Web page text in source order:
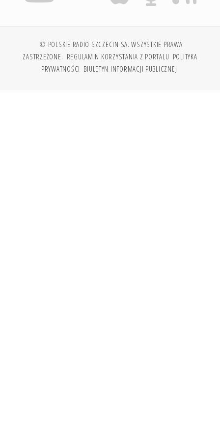
© POLSKIE RADIO SZCZECIN SA. WSZYSTKIE PRAWA
ZASTRZEŻONE. REGULAMIN KORZYSTANIA Z PORTALU POLITYKA
PRYWATNOŚCI BIULETYN INFORMACJI PUBLICZNEJ